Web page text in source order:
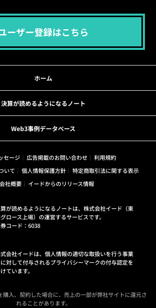
ーザー登録はこちら
ホーム
決算が読めるようになるノート
Web3事例データベース
セージ 広告掲載のお問い合わせ
利用規約
いて
個人情報保護方針
特定商取引法に関する表示
会社概要
イードからのリリース情報
が読めるようになるノートは、株式会社イード（東
ロース上場）の運営するサービスです。
コード：6038
会社イードは、個人情報の適切な取扱いを行う事業
対して付与されるプライバシーマークの付与認定を
ています。
入、契約した場合に、売上の一部が弊社サイトに還元さ
れることがあります。